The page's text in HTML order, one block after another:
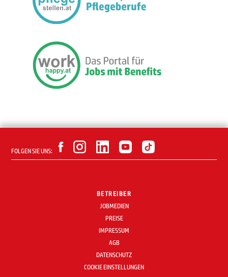
FOLGEN SIE UNS:
BETREIBER
JOBMEDIEN
PREISE
IMPRESSUM
AGB
DATENSCHUTZ
COOKIE EINSTELLUNGEN